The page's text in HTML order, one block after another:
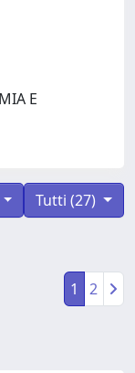
E
Tutti (27)
1 2